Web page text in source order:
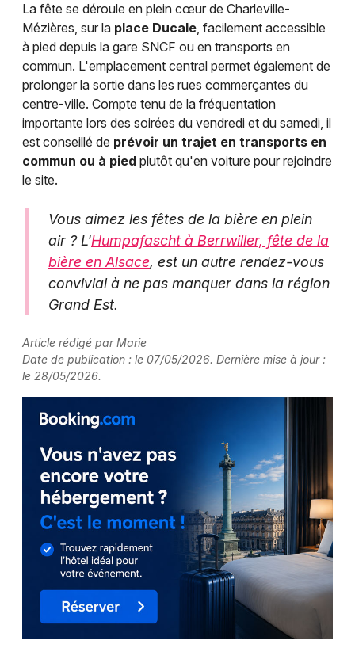
La fête se déroule en plein cœur de Charleville-
Mézières, sur la place Ducale, facilement accessible
à pied depuis la gare SNCF ou en transports en
commun. L'emplacement central permet également de
prolonger la sortie dans les rues commerçantes du
centre-ville. Compte tenu de la fréquentation
importante lors des soirées du vendredi et du samedi, il
est conseillé de prévoir un trajet en transports en
commun ou à pied plutôt qu'en voiture pour rejoindre
le site.
Vous aimez les fêtes de la bière en plein
air ? L'Humpafascht à Berrwiller, fête de la
bière en Alsace, est un autre rendez-vous
convivial à ne pas manquer dans la région
Grand Est.
Article rédigé par Marie
Date de publication : le 07/05/2026. Dernière mise à jour :
le 28/05/2026.